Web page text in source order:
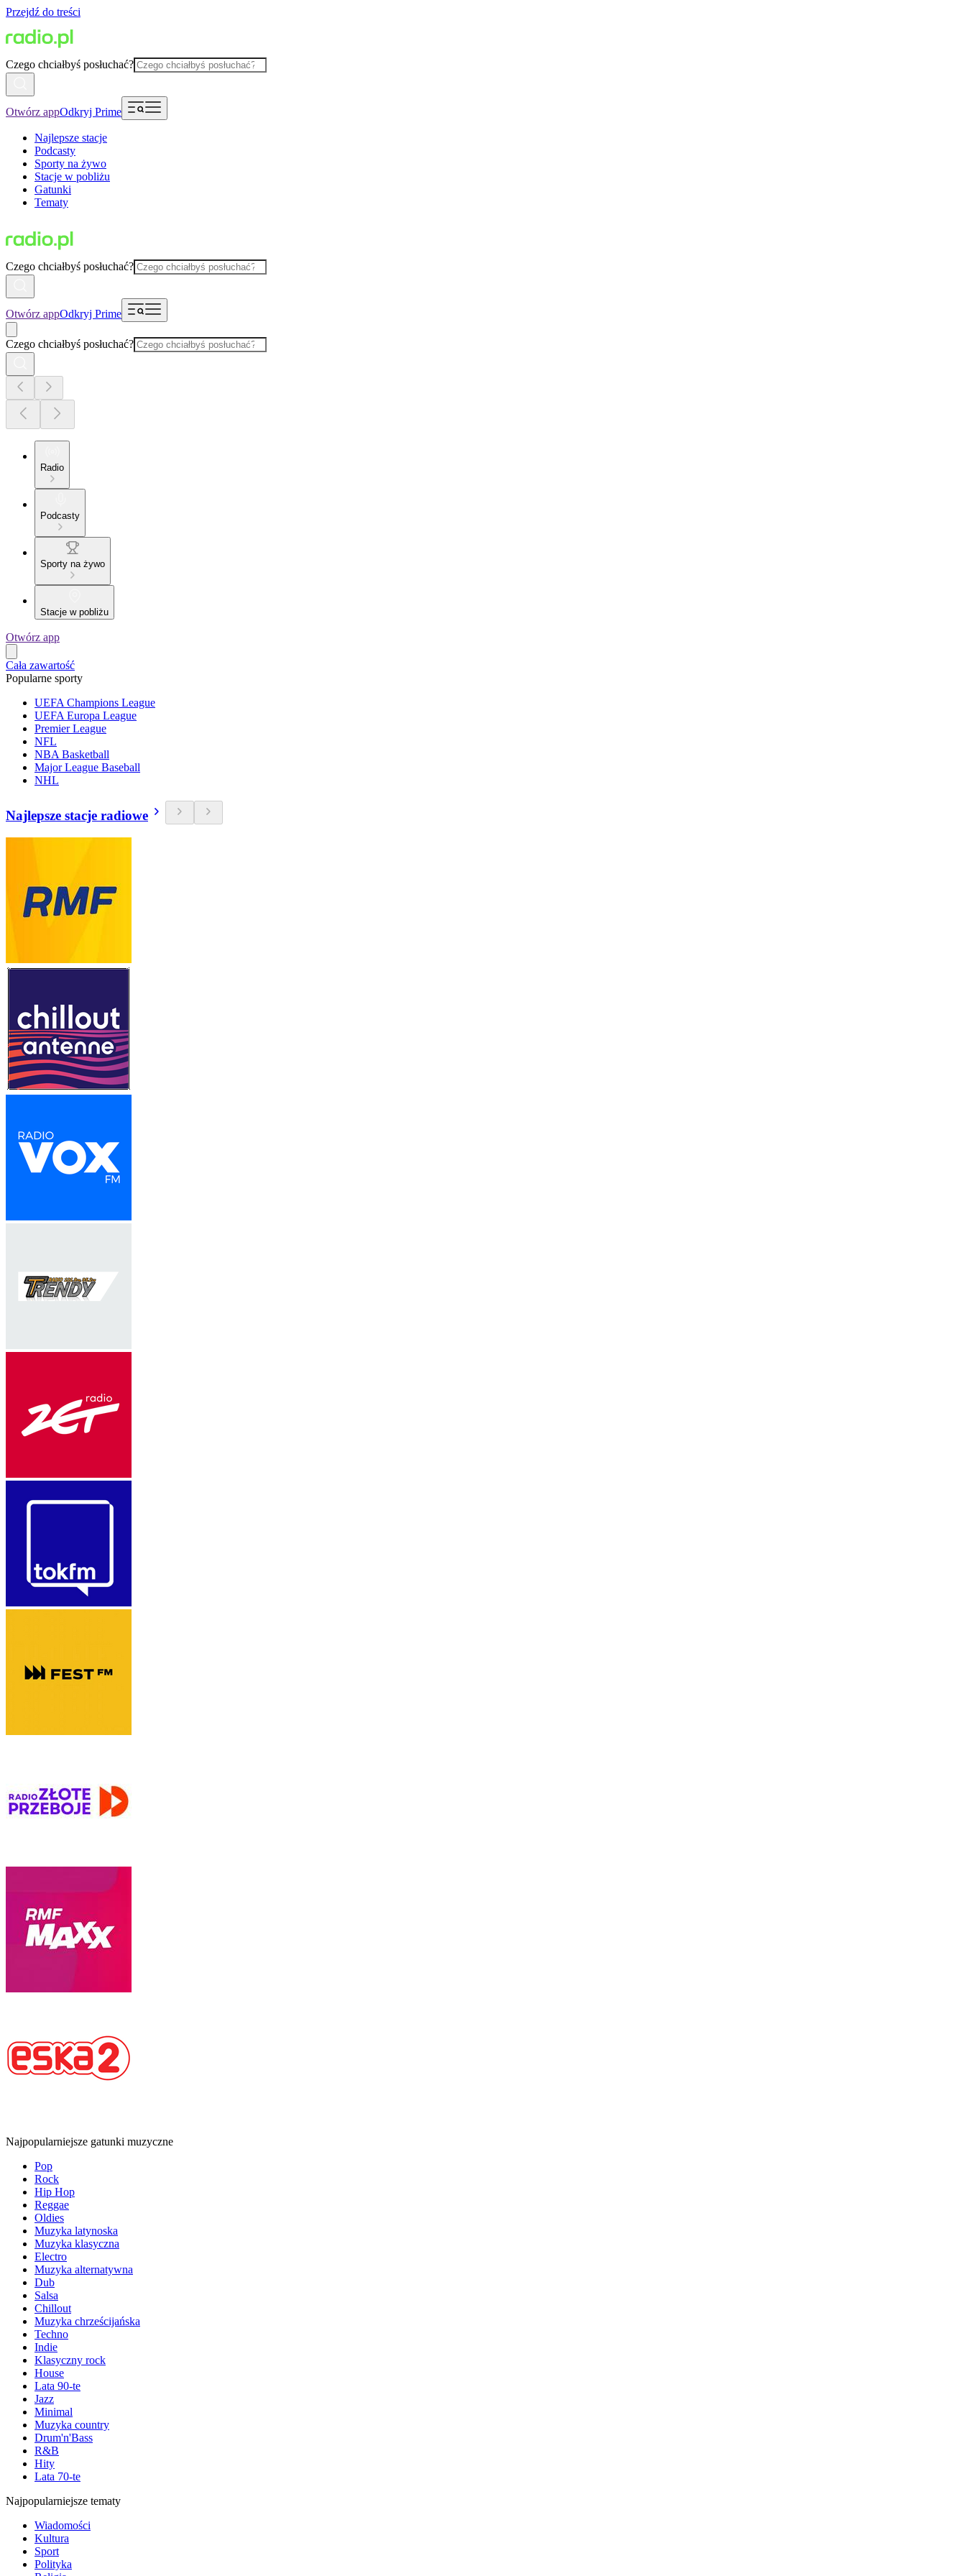
Przejdź do treści
Czego chciałbyś posłuchać?
Otwórz appOdkryj Prime
Najlepsze stacje
Podcasty
Sporty na żywo
Stacje w pobliżu
Gatunki
Tematy
Czego chciałbyś posłuchać?
Otwórz appOdkryj Prime
Czego chciałbyś posłuchać?
Radio
Podcasty
Sporty na żywo
Stacje w pobliżu
Otwórz app
Cała zawartość
Popularne sporty
UEFA Champions League
UEFA Europa League
Premier League
NFL
NBA Basketball
Major League Baseball
NHL
Najlepsze stacje radiowe
Najpopularniejsze gatunki muzyczne
Pop
Rock
Hip Hop
Reggae
Oldies
Muzyka latynoska
Muzyka klasyczna
Electro
Muzyka alternatywna
Dub
Salsa
Chillout
Muzyka chrześcijańska
Techno
Indie
Klasyczny rock
House
Lata 90-te
Jazz
Minimal
Muzyka country
Drum'n'Bass
R&B
Hity
Lata 70-te
Najpopularniejsze tematy
Wiadomości
Kultura
Sport
Polityka